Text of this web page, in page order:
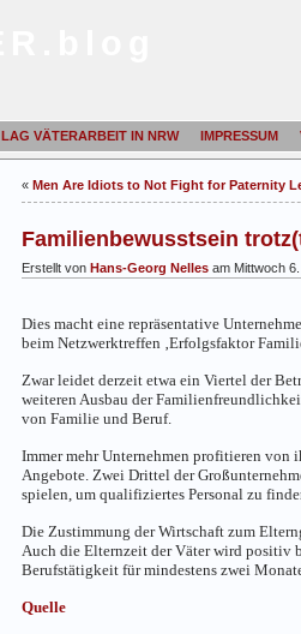
LAG VÄTERARBEIT IN NRW IMPRESSUM
« Men Are Idiots to Not Fight for Paternity
Familienbewusstsein
Erstellt von Hans-Georg Nelles am Mittwoch
Dies macht eine repräsentative
beim Netzwerktreffen ‚Erfolgsfaktor
Zwar leidet derzeit etwa ein Viertel der
weiteren Ausbau der
von Familie und Beruf.
Immer mehr Unternehmen profitieren
Angebote. Zwei Drittel der
spielen, um qualifiziertes Personal zu
Die Zustimmung der Wirtschaft zum
Auch die Elternzeit der Väter wird positiv
Berufstätigkeit für mindestens zwei
Quelle